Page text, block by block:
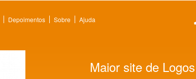
Depoimentos Sobre Ajuda
Maior site de